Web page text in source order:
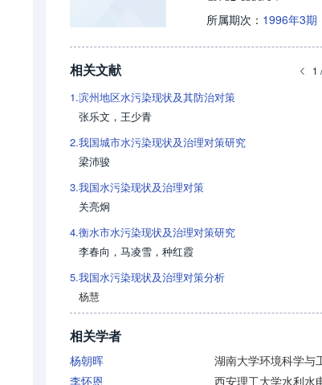
所属期次： 1996年3期
相关文献 1
1.滨州地区水污染现状及其防治对策
张乐文 ， 王少青
2.我国城市水污染现状及治理对策研究
梁沛骏
3.我国水污染现状及治理对策
关亮炯
4.衡水市水污染现状及治理对策研究
李春向 ， 马凌雪 ， 种红霞
5.我国水污染现状及治理对策分析
杨慧
相关学者
杨朝晖
李怀恩